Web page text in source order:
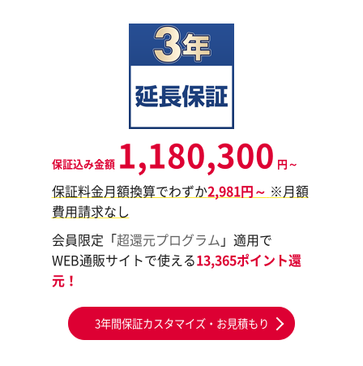
保証込み金額 1,180,300 円～
保証料金月額換算でわずか2,981円～ ※月額
費用請求なし
会員限定「超還元プログラム 」適用で
WEB通販サイトで使える13,365ポイント還
元！
3年間保証カスタマイズ・お見積もり